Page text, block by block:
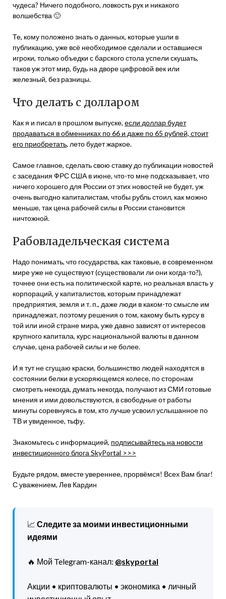
чудеса? Ничего подобного, ловкость рук и никакого
волшебства 🙂
Те, кому положено знать о данных, которые ушли в
публикацию, уже всё необходимое сделали и оставшиеся
игроки, только объедки с барского стола успели скушать,
таков уж этот мир, будь на дворе цифровой век или
железный, без разницы.
Что делать с долларом
Как я и писал в прошлом выпуске, если доллар будет
продаваться в обменниках по 66 и даже по 65 рублей, стоит
его приобретать, лето будет жаркое.
Самое главное, сделать свою ставку до публикации новостей
с заседания ФРС США в июне, что-то мне подсказывает, что
ничего хорошего для России от этих новостей не будет, уж
очень выгодно капиталистам, чтобы рубль стоил, как можно
меньше, так цена рабочей силы в России становится
ничтожной.
Рабовладельческая система
Надо понимать, что государства, как таковые, в современном
мире уже не существуют (существовали ли они когда-то?),
точнее они есть на политической карте, но реальная власть у
корпораций, у капиталистов, которым принадлежат
предприятия, земля и т. п., даже люди в каком-то смысле им
принадлежат, поэтому решения о том, какому быть курсу в
той или иной стране мира, уже давно зависят от интересов
крупного капитала, курс национальной валюты в данном
случае, цена рабочей силы и не более.
И я тут не сгущаю краски, большинство людей находятся в
состоянии белки в ускоряющемся колесе, по сторонам
смотреть некогда, думать некогда, получают из СМИ готовые
мнения и ими довольствуются, в свободные от работы
минуты соревнуясь в том, кто лучше усвоил услышанное по
ТВ и увиденное, тьфу.
Знакомьтесь с информацией, подписывайтесь на новости
инвестиционного блога SkyPortal >>>
Будьте рядом, вместе увереннее, прорвёмся! Всех Вам благ!
С уважением, Лев Кардин
📈 Следите за моими инвестиционными
идеями
🔥 Мой Telegram-канал: @skyportal
Акции • криптовалюты • экономика • личный